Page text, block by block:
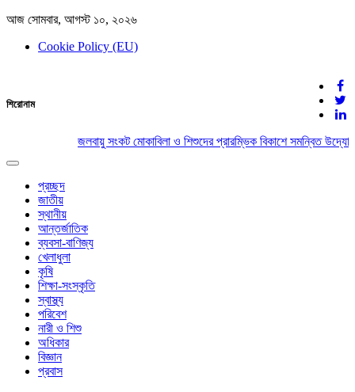
আজ সোমবার, আগস্ট ১০, ২০২৬
Cookie Policy (EU)
দেশের খবর
যুক্ত থাকুন দেশের সঙ্গে
শিরোনাম
জলবায়ু সংকট মোকাবিলা ও শিশুদের প্রারম্ভিক বিকাশে সমন্বিত
Toggle
navigation
প্রচ্ছদ
জাতীয়
স্থানীয়
আন্তর্জাতিক
ব্যবসা-বাণিজ্য
খেলাধুলা
কৃষি
শিক্ষা-সংস্কৃতি
স্বাস্থ্য
পরিবেশ
নারী ও শিশু
অধিকার
বিজ্ঞান
প্রবাস